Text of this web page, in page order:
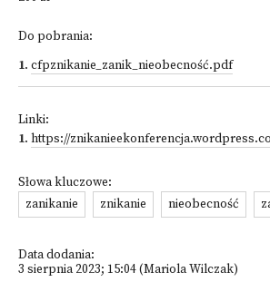
Do pobrania:
1. cfpznikanie_zanik_nieobecność.pdf
Linki:
1. https://
Słowa kluczowe:
zanikanie
znikanie nieobecność
Data dodania:
3 sierpnia 2023; 15:04 (Mariola Wilczak)